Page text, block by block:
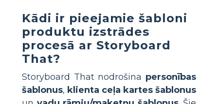
Kādi ir pieejamie šabloni
produktu izstrādes
procesā ar Storyboard
That?
Storyboard That nodrošina personības
šablonus, klienta ceļa kartes šablonus